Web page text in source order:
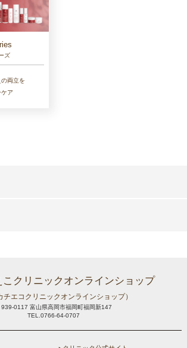
ズ
両立を
ア
いて
て
こクリニックオンラインショップ
チエコクリニックオンラインショップ）
939-0117 富山県高岡市福岡町福岡新147
TEL.0766-64-0707